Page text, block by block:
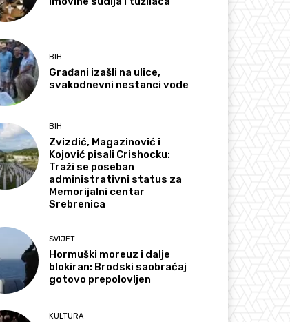
BIH
Građani izašli na ulice,
svakodnevni nestanci vode
BIH
Zvizdić, Magazinović i
Kojović pisali Crishocku:
Traži se poseban
administrativni status za
Memorijalni centar
Srebrenica
SVIJET
Hormuški moreuz i dalje
blokiran: Brodski saobraćaj
gotovo prepolovljen
KULTURA